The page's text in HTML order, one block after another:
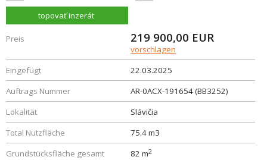
topovať inzerát
Preis 219 900,00 EUR
vorschlagen
Eingefügt
22.03.2025
Auftrags Nummer
AR-0ACX-191654 (BB3252)
Lokalität
Slávičia
Total Nutzfläche
75.4 m3
Grundstücksfläche gesamt
82 m2